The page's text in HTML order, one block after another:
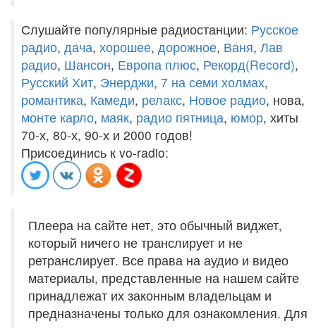
Слушайте популярные радиостанции: Русское
радио, дача, хорошее, дорожное, Ваня, Лав
радио, Шансон, Европа плюс, Рекорд(Record),
Русский Хит, Энерджи, 7 на семи холмах,
романтика, Камеди, релакс, Новое радио, нова,
монте карло, маяк, радио пятница, юмор, хиты
70-х, 80-х, 90-х и 2000 годов!
Присоединись к vo-radio:
Плеера на сайте нет, это обычный виджет,
который ничего не транслирует и не
ретранслирует. Все права на аудио и видео
материалы, представленные на нашем сайте
принадлежат их законным владельцам и
предназначены только для ознакомления. Для